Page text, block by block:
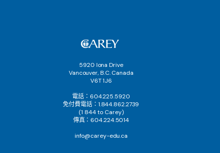
5920 Iona Drive
Vancouver, B.C. Canada
V6T 1J6
電話：604.225.5920
免付費電話：1.844.862.2739
(1 844 to Carey)
傳真：604.224.5014
info@carey-edu.ca